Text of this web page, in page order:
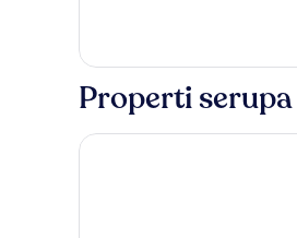
Deluxe
Properti serupa
Crowne Plaza Bursa